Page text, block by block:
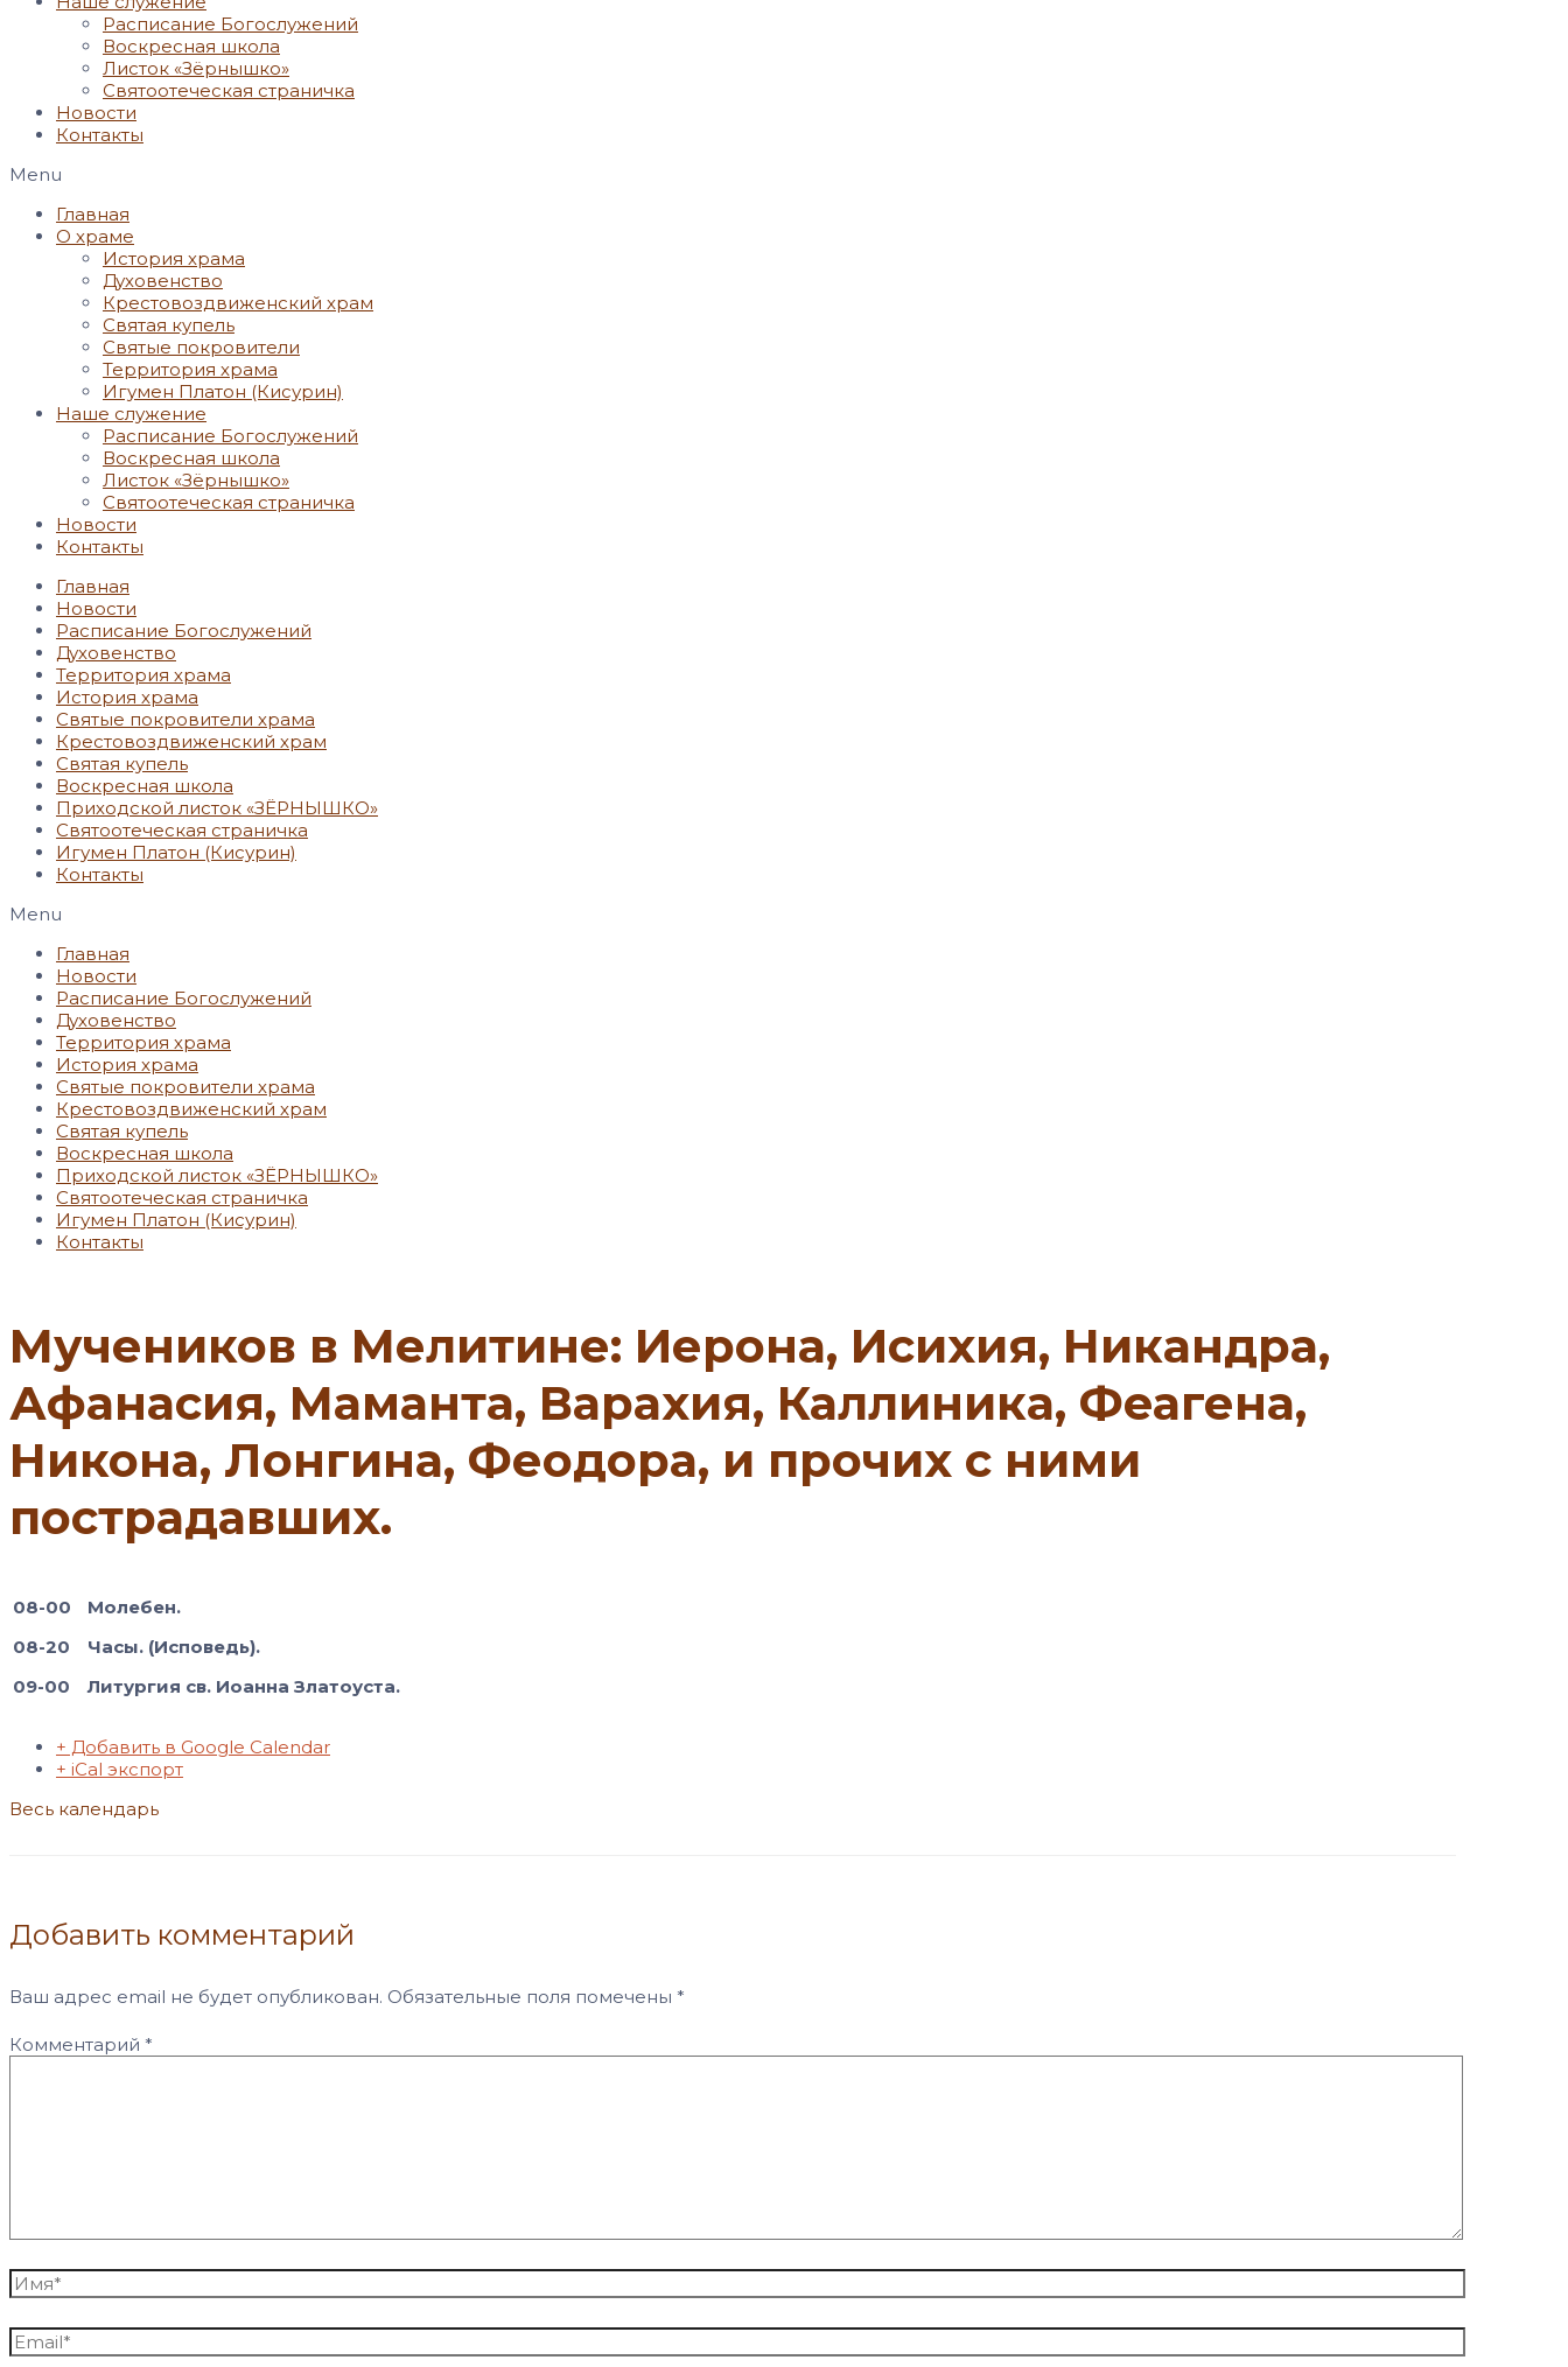
Расписание Богослужений
Воскресная школа
Листок «Зёрнышко»
Святоотеческая страничка
Новости
Контакты
Menu
Главная
О храме
История храма
Духовенство
Крестовоздвиженский храм
Святая купель
Святые покровители
Территория храма
Игумен Платон (Кисурин)
Наше служение
Расписание Богослужений
Воскресная школа
Листок «Зёрнышко»
Святоотеческая страничка
Новости
Контакты
Главная
Новости
Расписание Богослужений
Духовенство
Территория храма
История храма
Святые покровители храма
Крестовоздвиженский храм
Святая купель
Воскресная школа
Приходской листок «ЗЁРНЫШКО»
Святоотеческая страничка
Игумен Платон (Кисурин)
Контакты
Menu
Главная
Новости
Расписание Богослужений
Духовенство
Территория храма
История храма
Святые покровители храма
Крестовоздвиженский храм
Святая купель
Воскресная школа
Приходской листок «ЗЁРНЫШКО»
Святоотеческая страничка
Игумен Платон (Кисурин)
Контакты
Мучеников в Мелитине: Иерона, Исихия, Никандра,
Афанасия, Маманта, Варахия, Каллиника, Феагена,
Никона, Лонгина, Феодора, и прочих с ними
пострадавших.
08-00
08-20
09-00
Молебен.
Часы. (Исповедь).
Литургия св. Иоанна Златоуста.
+ Добавить в Google Calendar
+ iCal экспорт
Весь календарь
Добавить комментарий
Ваш адрес email не будет опубликован. Обязательные поля помечены *
Комментарий *
Имя*
Email*